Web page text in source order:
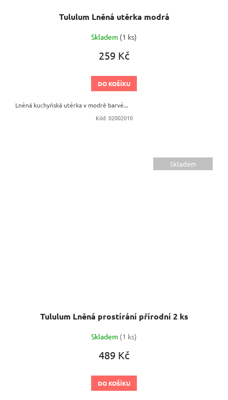
Tululum Lněná utěrka modrá
Skladem (1 ks)
259 Kč
DO KOŠÍKU
Lněná kuchyňská utěrka v modré barvě...
Kód: 02002010
Skladem
Tululum Lněná prostírání přírodní 2 ks
Skladem (1 ks)
489 Kč
DO KOŠÍKU